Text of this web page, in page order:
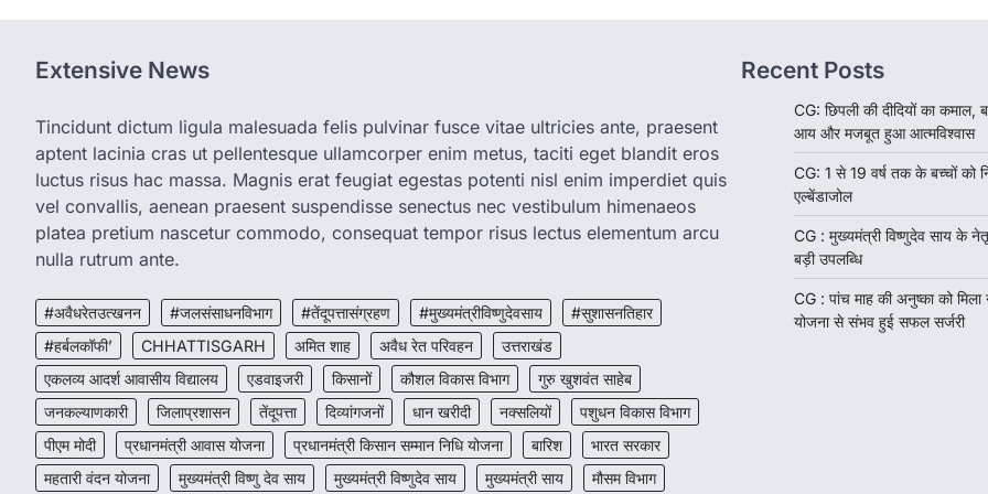
Extensive News
Tincidunt dictum ligula malesuada felis pulvinar fusce vitae ultricies ante, praesent
aptent lacinia cras ut pellentesque ullamcorper enim metus, taciti eget blandit eros
luctus risus hac massa. Magnis erat feugiat egestas potenti nisl enim imperdiet quis
vel convallis, aenean praesent suspendisse senectus nec vestibulum himenaeos
platea pretium nascetur commodo, consequat tempor risus lectus elementum arcu
nulla rutrum ante.
#अवैधरेतउत्खनन #जलसंसाधनविभाग #तेंदूपत्तासंग्रहण #मुख्यमंत्रीविष्णुदेवसाय
#सुशासनतिहार
#हर्बलकॉफी’
CHHATTISGARH अमित शाह अवैध रेत परिवहन
उत्तराखंड
एकलव्य आदर्श आवासीय विद्यालय
एडवाइजरी किसानों कौशल विकास विभाग
गुरु खुशवंत साहेब
जनकल्याणकारी
जिलाप्रशासन तेंदूपत्ता दिव्यांगजनों धान खरीदी नक्सलियों
पशुधन विकास विभाग
पीएम मोदी
प्रधानमंत्री आवास योजना प्रधानमंत्री किसान सम्मान निधि योजना बारिश
भारत सरकार
महतारी वंदन योजना
मुख्यमंत्री विष्णु देव साय मुख्यमंत्री विष्णुदेव साय मुख्यमंत्री साय मौसम विभाग
Recent Posts
CG: छिपली की दीदियों का कमाल,
आय और मजबूत हुआ आत्मविश्वास
CG: 1 से 19 वर्ष तक के बच्चों को
एल्बेंडाजोल
CG : मुख्यमंत्री विष्णुदेव साय के
बड़ी उपलब्धि
CG : पांच माह की अनुष्का को मिला
योजना से संभव हुई सफल सर्जरी